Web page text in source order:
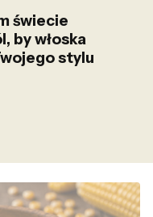
świecie
by włoska
stylu